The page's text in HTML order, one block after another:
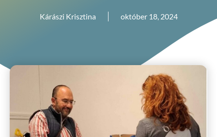
Kárászi Krisztina október 18, 2024